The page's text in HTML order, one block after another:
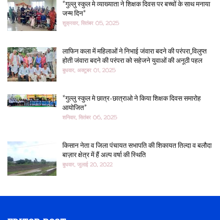
*गुल्लु स्कुल मे व्याख्याता ने शिक्षक दिवस पर बच्चों के साथ मनाया
जन्म दिन*
शुक्रवार, सितंबर 05, 2025
लाफिन कला में महिलाओं ने निभाई जंवारा बदने की परंपरा,विलुप्त
होती जंवारा बदने की परंपरा को सहेजने युवाओं की अनूठी पहल
बुधवार, अक्टूबर 01, 2025
*गुल्लु स्कुल मे छात्र-छात्राओ ने किया शिक्षक दिवस समारोह
आयोजित*
शनिवार, सितंबर 06, 2025
किसान नेता व जिला पंचायत सभापति की शिकायत तिल्दा व बलौदा
बाज़ार क्षेत्र में हैं अल्प वर्षा की स्थिति
बुधवार, जुलाई 20, 2022